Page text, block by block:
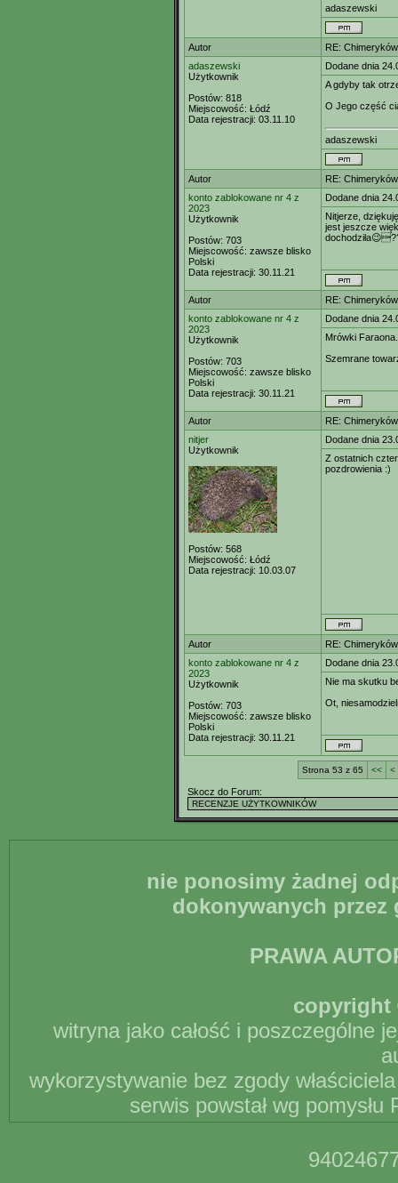
adaszewski
Autor
RE:
adaszewski
Użytkownik
Postów: 818
Miejscowość: Łódź
Data rejestracji: 03.11.10
Dodane dnia
A gdyby tak
O Jego część
adaszewski
Autor
RE:
konto zablokowane nr 4 z
2023
Użytkownik
Postów: 703
Miejscowość: zawsze blisko
Polski
Data rejestracji: 30.11.21
Dodane dnia
Nitjerze,
jest jeszcze
Autor
RE:
konto zablokowane nr 4 z
2023
Użytkownik
Postów: 703
Miejscowość: zawsze blisko
Polski
Data rejestracji: 30.11.21
Dodane dnia
Mrówki Faraona.
Szemrane
Autor
RE:
nitjer
Użytkownik
Postów: 568
Miejscowość: Łódź
Data rejestracji: 10.03.07
Dodane dnia
Z ostatnich
pozdrowienia :)
Autor
RE:
konto zablokowane nr 4 z
2023
Użytkownik
Postów: 703
Miejscowość: zawsze blisko
Polski
Data rejestracji: 30.11.21
Dodane dnia
Nie ma skutku
Ot,
Strona 53 z 65 << <
Skocz do Forum:
nie ponosimy żadnej
dokonywanych
PRAWA
copyright
witryna jako całość i poszczególne
wykorzystywanie bez zgody
serwis powstał wg